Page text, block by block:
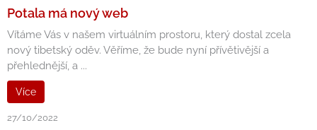
Potala má nový web
Vítáme Vás v našem virtuálním prostoru, který dostal zcela
nový tibetský oděv. Věříme, že bude nyní přívětivější a
přehlednější, a ...
Více
27/10/2022